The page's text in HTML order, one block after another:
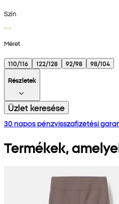
Szín
Méret
110/116 122/128 92/98
98/104
Részletek
Üzlet keresése
30 napos pénzvisszafizetési
Termékek,